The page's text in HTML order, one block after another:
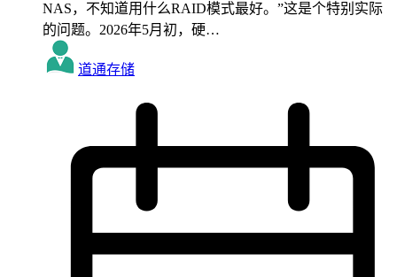
NAS，不知道用什么RAID模式最好。”这是个特别实际
的问题。2026年5月初，硬…
道通存储